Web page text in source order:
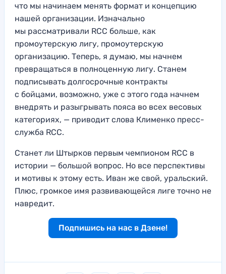
что мы начинаем менять формат и концепцию
нашей организации. Изначально
мы рассматривали RCC больше, как
промоутерскую лигу, промоутерскую
организацию. Теперь, я думаю, мы начнем
превращаться в полноценную лигу. Станем
подписывать долгосрочные контракты
с бойцами, возможно, уже с этого года начнем
внедрять и разыгрывать пояса во всех весовых
категориях, — приводит слова Клименко пресс-
служба RCC.
Станет ли Штырков первым чемпионом RCC в
истории — большой вопрос. Но все перспективы
и мотивы к этому есть. Иван же свой, уральский.
Плюс, громкое имя развивающейся лиге точно не
навредит.
Подпишись на нас в Дзене!